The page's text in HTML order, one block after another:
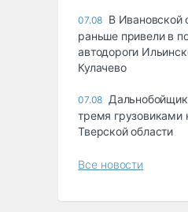
07.08 В Ивановской
раньше привели в
автодороги
Кулачево
07.08
тремя грузовиками
Тверской области
Все новости